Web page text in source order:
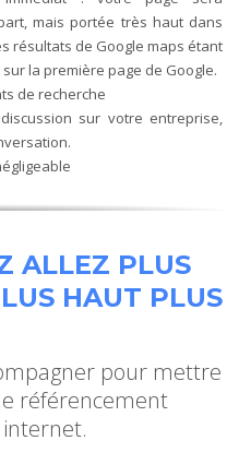
mais portée très haut dans
résultats de Google maps étant
la première page de Google.
de recherche
sur votre entreprise,
ALLEZ PLUS
HAUT PLUS
pour mettre
référencement